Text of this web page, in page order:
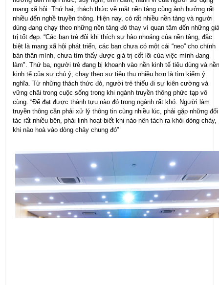
mạng xã hội. Thứ hai, thách thức về mặt nền tảng cũng ảnh hưởng rất
nhiều đến nghề truyền thông. Hiện nay, có rất nhiều nền tảng và người
dùng đang chạy theo những nền tảng đó thay vì quan tâm đến những giá
trị tốt đẹp. “Các bạn trẻ đôi khi thích sự hào nhoáng của nền tảng, đặc
biệt là mạng xã hội phát triển, các bạn chưa có một cái “neo” cho chính
bản thân mình, chưa tìm thấy được giá trị cốt lõi của việc mình đang
làm". Thứ ba, người trẻ đang bị khoanh vào nền kinh tế tiêu dùng và nền
kinh tế của sự chú ý, chạy theo sự tiêu thụ nhiều hơn là tìm kiếm ý
nghĩa. Từ những thách thức đó, người trẻ thiếu đi sự kiên cường và
vững chãi trong cuộc sống trong khi ngành truyền thông phức tạp vô
cùng. “Để đạt được thành tựu nào đó trong ngành rất khó. Người làm
truyền thông cần phải xử lý thông tin cùng nhiều lúc, phải gặp những đối
tác rất nhiều bên, phải linh hoạt biết khi nào nên tách ra khỏi dòng chảy,
khi nào hoà vào dòng chảy chung đó”